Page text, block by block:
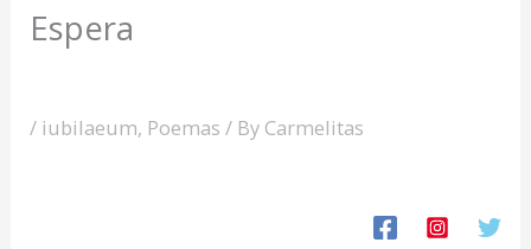
Espera
/ iubilaeum, Poemas / By Carmelitas